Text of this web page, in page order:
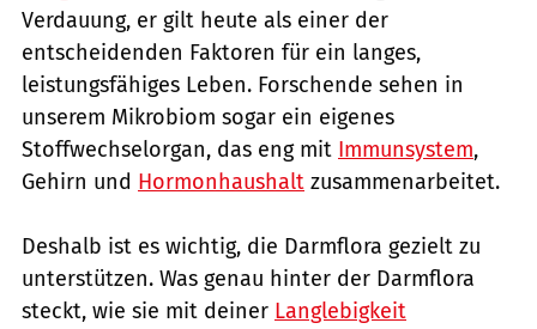
Verdauung, er gilt heute als einer der
entscheidenden Faktoren für ein langes,
leistungsfähiges Leben. Forschende sehen in
unserem Mikrobiom sogar ein eigenes
Stoffwechselorgan, das eng mit Immunsystem,
Gehirn und Hormonhaushalt zusammenarbeitet.
Deshalb ist es wichtig, die Darmflora gezielt zu
unterstützen. Was genau hinter der Darmflora
steckt, wie sie mit deiner Langlebigkeit